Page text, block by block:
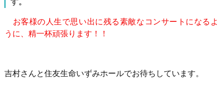
す。
お客様の人生で思い出に残る素敵なコンサートになるよ
うに、精一杯頑張ります！！
吉村さんと住友生命いずみホールでお待ちしています。